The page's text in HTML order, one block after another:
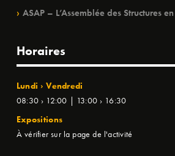
ASAP – L’Assemblée des Structures
Horaires
Lundi › Vendredi
08:30 › 12:00 | 13:00 › 16:30
Expositions
À vérifier sur la page de l'activité